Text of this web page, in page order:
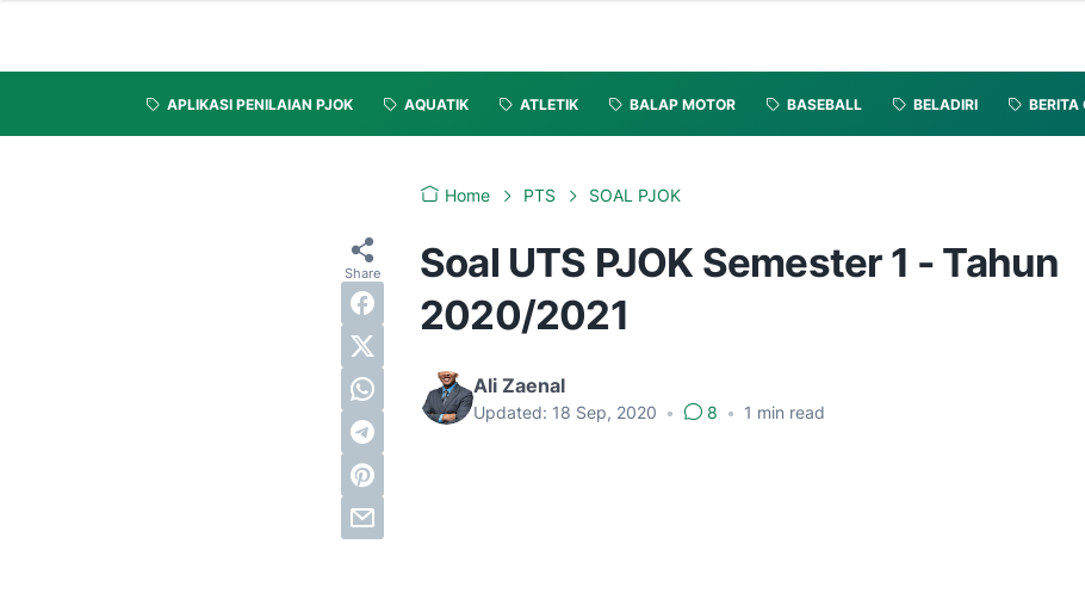
APLIKASI PENILAIAN PJOK AQUATIK ATLETIK BALAP MOTOR BASEBALL BELADIRI BERITA
Home PTS SOAL PJOK
Soal UTS PJOK Semester 1 - Tahun
2020/2021
Ali Zaenal
Updated: 18 Sep, 2020 • 8 • 1 min read